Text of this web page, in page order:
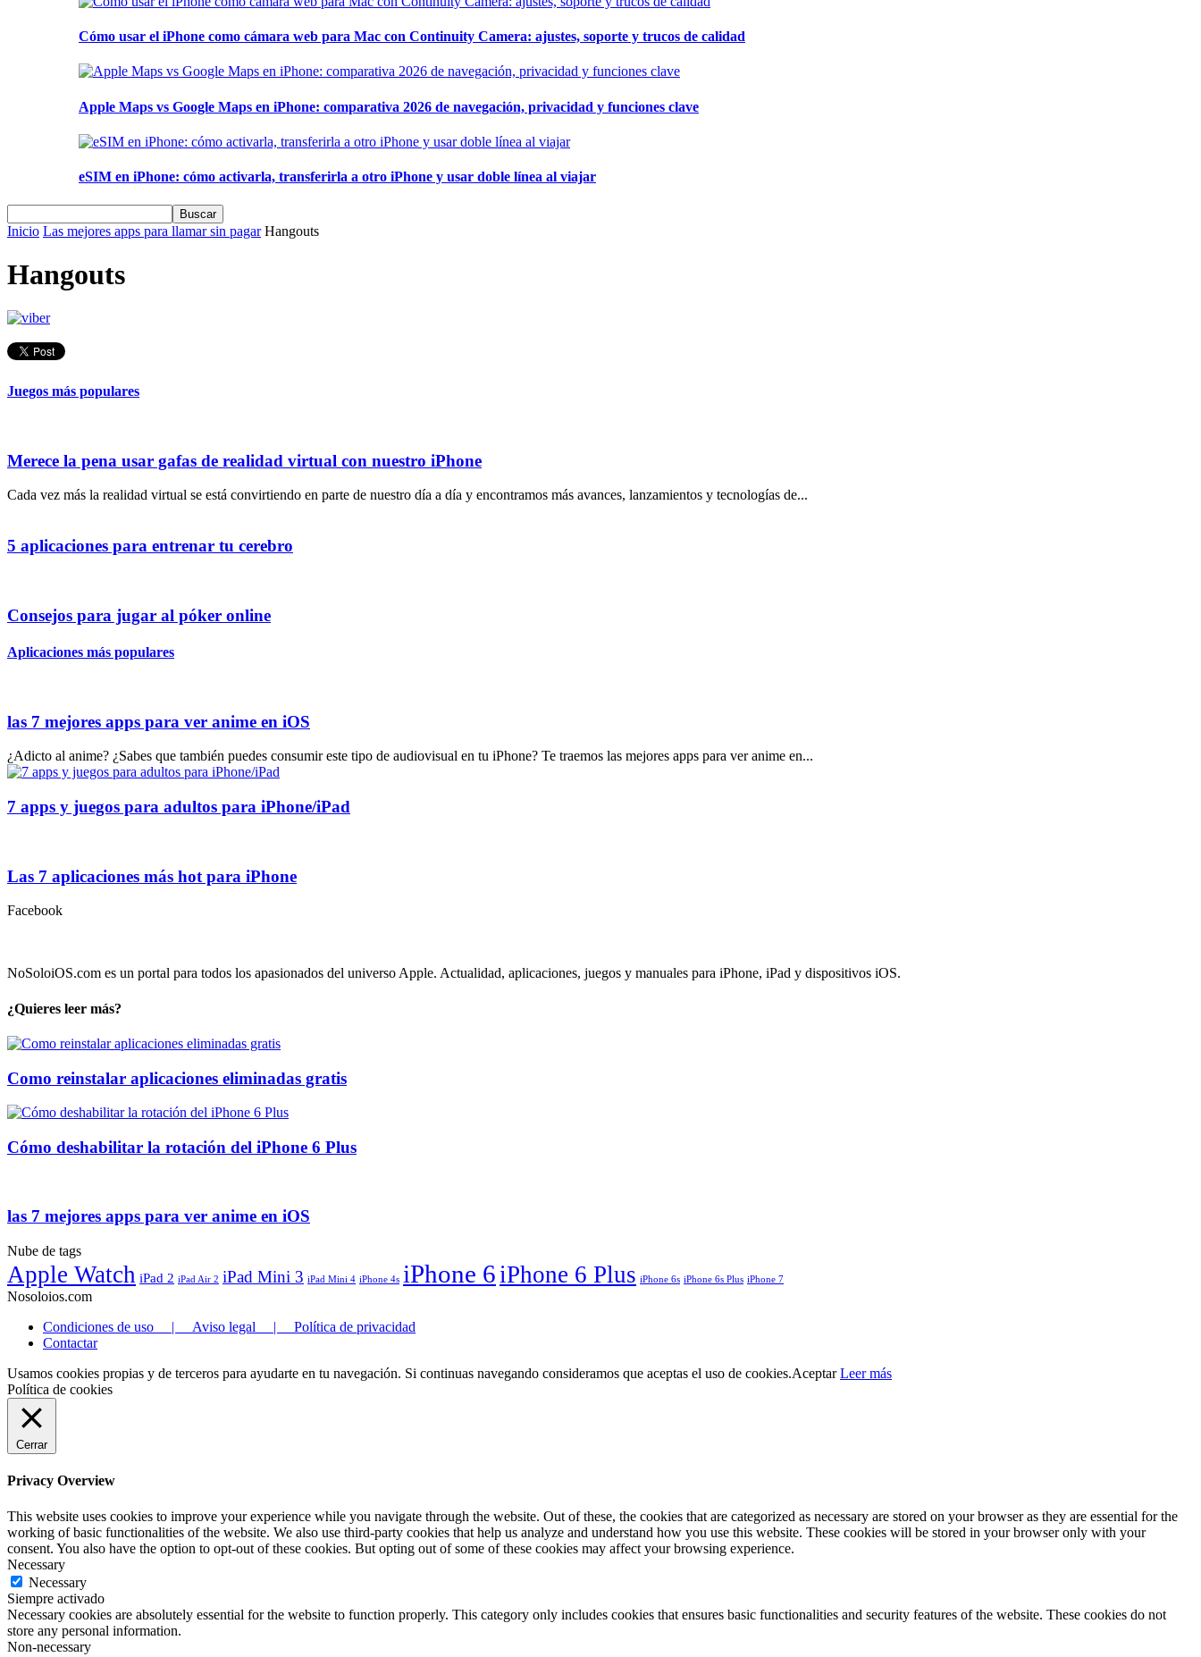
Cómo usar el iPhone como cámara web para Mac con Continuity Camera: ajustes, soporte y trucos de calidad
Apple Maps vs Google Maps en iPhone: comparativa 2026 de navegación, privacidad y funciones clave
eSIM en iPhone: cómo activarla, transferirla a otro iPhone y usar doble línea al viajar
Inicio Las mejores apps para llamar sin pagar Hangouts
Hangouts
Juegos más populares
Merece la pena usar gafas de realidad virtual con nuestro iPhone
Cada vez más la realidad virtual se está convirtiendo en parte de nuestro día a día y encontramos más avances, lanzamientos y tecnologías de...
5 aplicaciones para entrenar tu cerebro
Consejos para jugar al póker online
Aplicaciones más populares
las 7 mejores apps para ver anime en iOS
¿Adicto al anime? ¿Sabes que también puedes consumir este tipo de audiovisual en tu iPhone? Te traemos las mejores apps para ver anime en...
7 apps y juegos para adultos para iPhone/iPad
Las 7 aplicaciones más hot para iPhone
Facebook
NoSoloiOS.com es un portal para todos los apasionados del universo Apple. Actualidad, aplicaciones, juegos y manuales para iPhone, iPad y dispositivos iOS.
¿Quieres leer más?
Como reinstalar aplicaciones eliminadas gratis
Cómo deshabilitar la rotación del iPhone 6 Plus
las 7 mejores apps para ver anime en iOS
Nube de tags
Apple Watch iPad 2 iPad Air 2 iPad Mini 3 iPad Mini 4 iPhone 4s iPhone 6iPhone 6 Plus iPhone 6s iPhone 6s Plus iPhone 7
Nosoloios.com
Condiciones de uso | Aviso legal | Política de privacidad
Contactar
Usamos cookies propias y de terceros para ayudarte en tu navegación. Si continuas navegando consideramos que aceptas el uso de cookies.Aceptar Leer más
Política de cookies
Cerrar
Privacy Overview
This website uses cookies to improve your experience while you navigate through the website. Out of these, the cookies that are categorized as necessary are stored on your browser as they are essential for the
working of basic functionalities of the website. We also use third-party cookies that help us analyze and understand how you use this website. These cookies will be stored in your browser only with your
consent. You also have the option to opt-out of these cookies. But opting out of some of these cookies may affect your browsing experience.
Necessary
Necessary
Siempre activado
Necessary cookies are absolutely essential for the website to function properly. This category only includes cookies that ensures basic functionalities and security features of the website. These cookies do not
store any personal information.
Non-necessary